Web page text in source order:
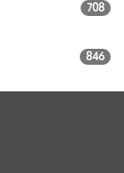
708
846